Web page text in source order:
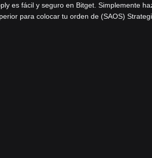
es fácil y seguro en Bitget. Simplemente
para colocar tu orden de (SAOS)